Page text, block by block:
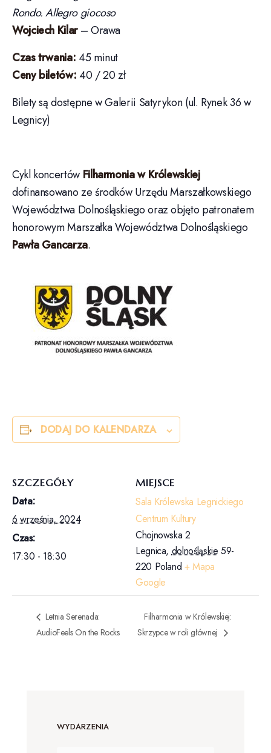
Rondo. Allegro giocoso
Wojciech Kilar– Orawa
Czas trwania: 45 minut
Ceny biletów: 40 / 20 zł
Bilety są dostępne w Galerii Satyrykon (ul. Rynek 36 w
Legnicy)
Cykl koncertów Filharmonia w Królewskiej
dofinansowano ze środków Urzędu Marszałkowskiego
Województwa Dolnośląskiego oraz objęto patronatem
honorowym Marszałka Województwa Dolnośląskiego
Pawła Gancarza.
DODAJ DO KALENDARZA
SZCZEGÓŁY
Data:
6 września, 2024
Czas:
17:30 - 18:30
MIEJSCE
Sala Królewska Legnickiego
Centrum Kultury
Chojnowska 2
Legnica, dolnośląskie 59-
220 Poland + Mapa
Google
Letnia Serenada:
AudioFeels On the Rocks
Filharmonia w Królewskiej:
Skrzypce w roli głównej
WYDARZENIA